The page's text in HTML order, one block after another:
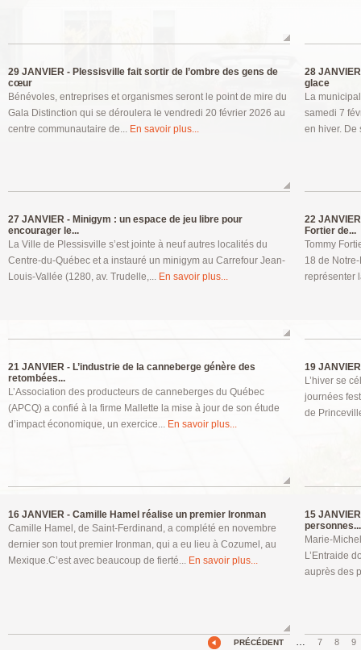
29 JANVIER - Plessisville fait sortir de l’ombre des gens de
cœur
Bénévoles, entreprises et organismes seront le point de mire du
Gala Distinction qui se déroulera le vendredi 20 février 2026 au
centre communautaire de... En savoir plus...
28
glace
La
samedi 7
en hiver. De
27 JANVIER - Minigym : un espace de jeu libre pour
encourager le...
La Ville de Plessisville s’est jointe à neuf autres localités du
Centre-du-Québec et a instauré un minigym au Carrefour Jean-
Louis-Vallée (1280, av. Trudelle,... En savoir plus...
22
Fortier de...
Tommy
18 de
représenter
21 JANVIER - L’industrie de la canneberge génère des
retombées...
L’Association des producteurs de canneberges du Québec
(APCQ) a confié à la firme Mallette la mise à jour de son étude
d’impact économique, un exercice... En savoir plus...
19
L’hiver se
journées
de
16 JANVIER - Camille Hamel réalise un premier Ironman
Camille Hamel, de Saint-Ferdinand, a complété en novembre
dernier son tout premier Ironman, qui a eu lieu à Cozumel, au
Mexique.C’est avec beaucoup de fierté... En savoir plus...
15
personnes...
Marie-
L’Entraide
auprès des
PRÉCÉDENT … 7 8 9